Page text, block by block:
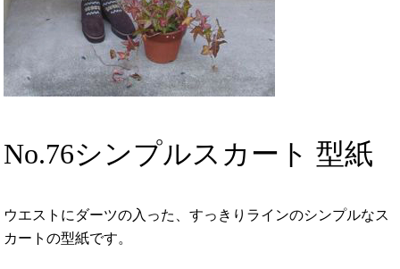
No.76シンプルスカート 型紙
ウエストにダーツの入った、すっきりラインのシンプルなス
カートの型紙です。